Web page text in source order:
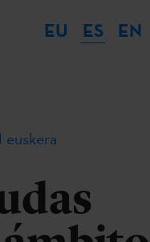
EU ES EN